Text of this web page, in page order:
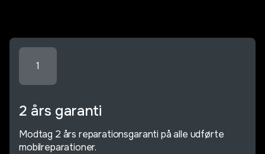
1
2 års garanti
Modtag 2 års reparationsgaranti på alle udførte
mobilreparationer.